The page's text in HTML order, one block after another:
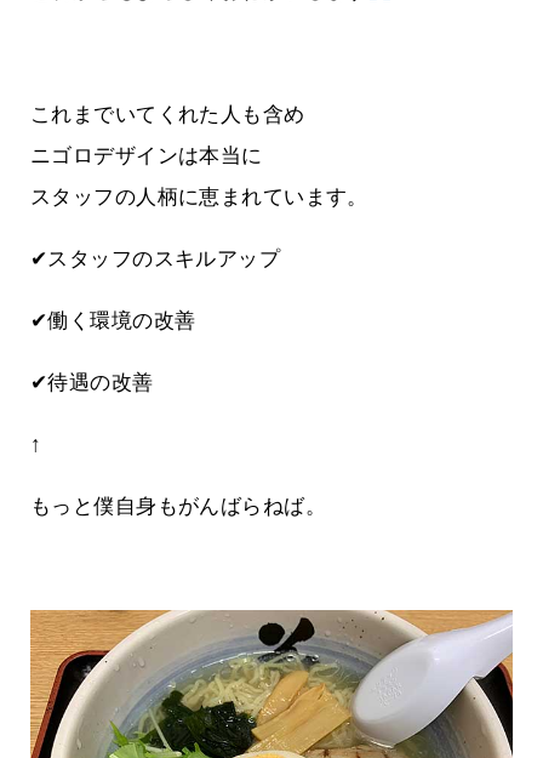
これまでいてくれた人も含め
ニゴロデザインは本当に
スタッフの人柄に恵まれています。
✔スタッフのスキルアップ
✔働く環境の改善
✔待遇の改善
↑
もっと僕自身もがんばらねば。